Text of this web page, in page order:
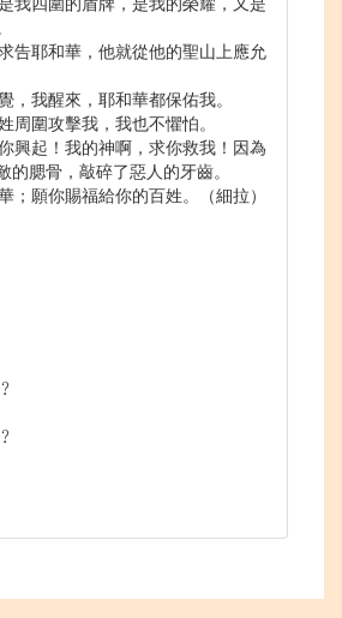
我四圍的盾牌，是我的榮耀，又是
告耶和華，他就從他的聖山上應允
，我醒來，耶和華都保佑我。
周圍攻擊我，我也不懼怕。
興起！我的神啊，求你救我！因為
的腮骨，敲碎了惡人的牙齒。
；願你賜福給你的百姓。（細拉）